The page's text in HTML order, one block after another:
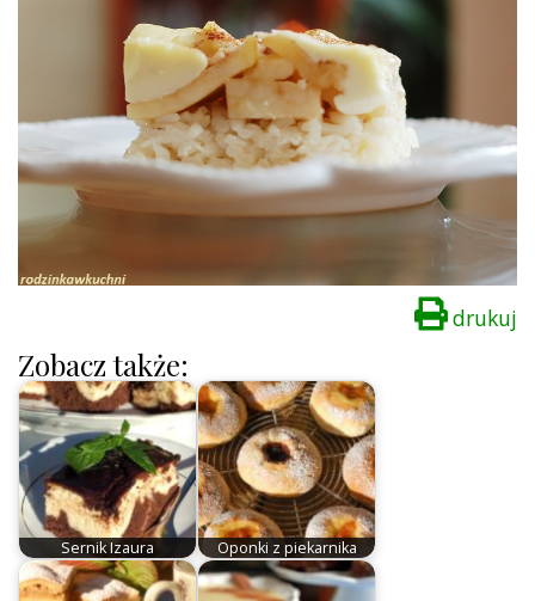
drukuj
Zobacz także:
Sernik Izaura Oponki z piekarnika